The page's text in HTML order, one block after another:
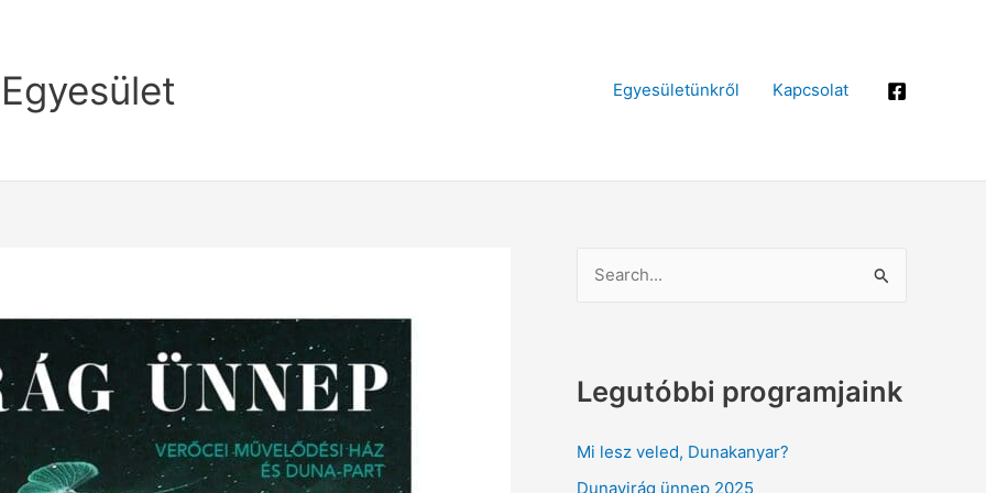
Egyesületünkről Kapcsolat
c
f
Legutóbbi programjaink
Mi lesz veled, Dunakanyar?
Dunavirág ünnep 2025